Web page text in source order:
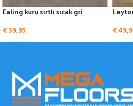
Ealing kuru sırtlı sıcak gri
€39,95 €